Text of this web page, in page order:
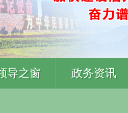
导之窗 政务资讯